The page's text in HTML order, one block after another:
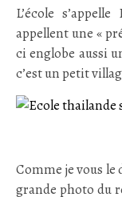
L’école
appellent une «
ci englobe aussi
c’est un petit
Comme je vous le
grande photo du